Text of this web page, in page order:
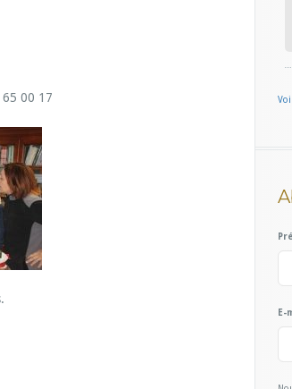
65 00 17
E-